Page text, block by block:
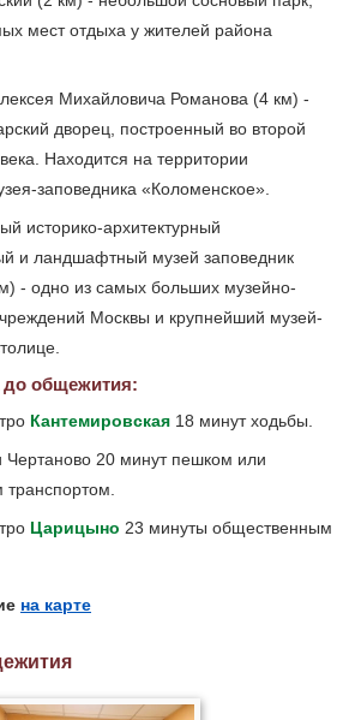
мест отдыха у жителей района
Михайловича Романова (4 км) -
дворец, построенный во второй
Находится на территории
заповедника «Коломенское».
историко-архитектурный
и ландшафтный музей заповедник
- одно из самых больших музейно-
Москвы и крупнейший музей-
до общежития:
Кантемировская 18 минут ходьбы.
Чертаново 20 минут пешком или
Царицыно 23 минуты общественным
на карте